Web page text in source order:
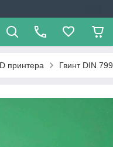
принтера Гвинт DIN